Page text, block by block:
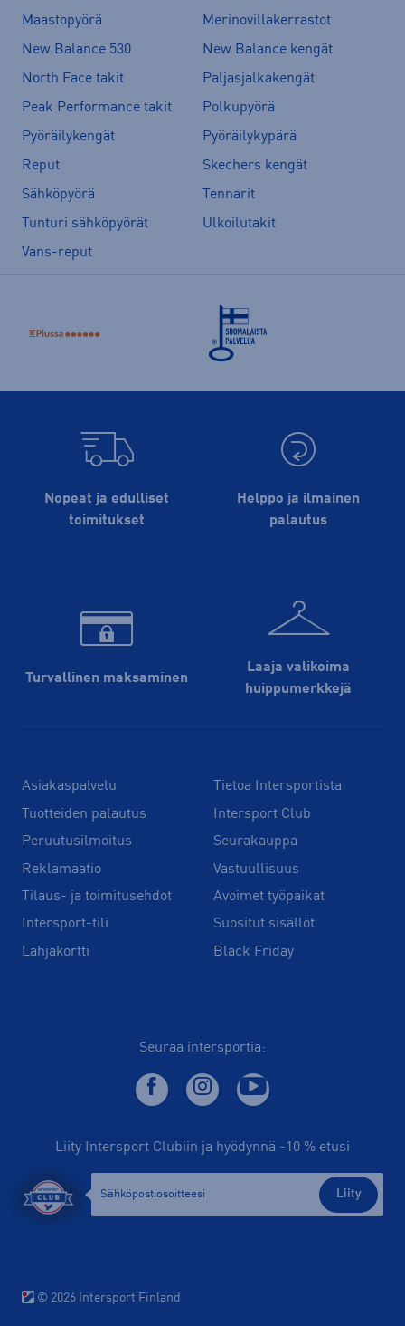
Maastopyörä
Merinovillakerrastot
New Balance 530
New Balance kengät
North Face takit
Paljasjalkakengät
Peak Performance takit
Polkupyörä
Pyöräilykengät
Pyöräilykypärä
Reput
Skechers kengät
Sähköpyörä
Tennarit
Tunturi sähköpyörät
Ulkoilutakit
Vans-reput
Nopeat ja edulliset
toimitukset
Helppo ja ilmainen
palautus
Turvallinen maksaminen
Laaja valikoima
huippu­merkkejä
Asiakaspalvelu
Tuotteiden palautus
Peruutusilmoitus
Reklamaatio
Tilaus- ja toimitusehdot
Intersport-tili
Lahjakortti
Tietoa Intersportista
Intersport Club
Seurakauppa
Vastuullisuus
Avoimet työpaikat
Suositut sisällöt
Black Friday
Seuraa intersportia:
Liity Intersport Clubiin ja hyödynnä -10 % etusi
Liity
© 2026 Intersport Finland